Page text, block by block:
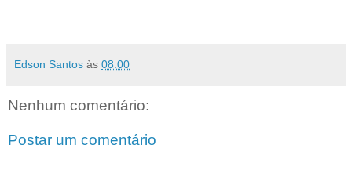
Edson Santos às 08:00
Nenhum comentário:
Postar um comentário